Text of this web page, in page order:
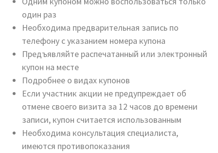
один раз
Необходима предварительная запись по
телефону с указанием номера купона
Предъявляйте распечатанный или электронный
купон на месте
Подробнее о видах купонов
Если участник акции не предупреждает об
отмене своего визита за 12 часов до времени
записи, купон считается использованным
Необходима консультация специалиста,
имеются противопоказания